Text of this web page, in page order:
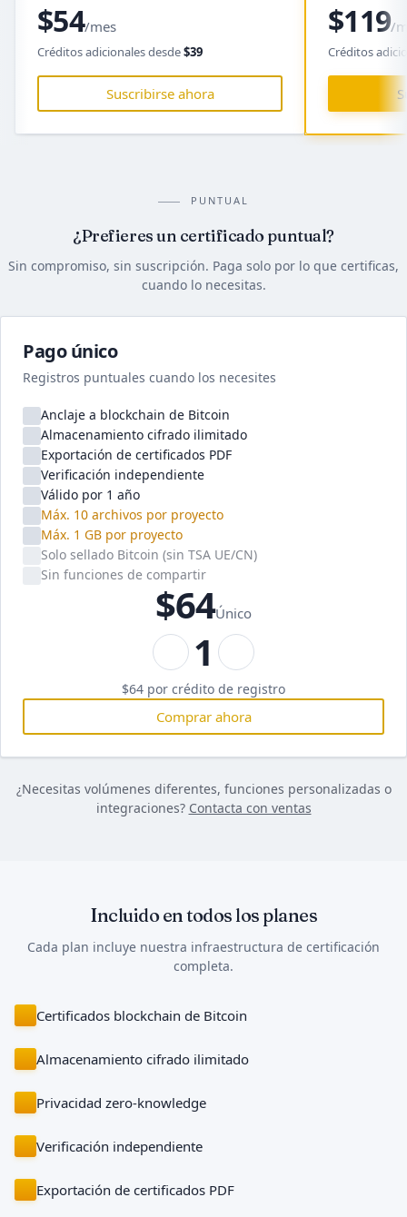
$54/mes
Créditos adicionales desde$39
Suscribirse ahora
$119/
Créditos
PUNTUAL
¿Prefieres un certificado puntual?
Sin compromiso, sin suscripción. Paga solo por lo que certificas,
cuando lo necesitas.
Pago único
Registros puntuales cuando los necesites
Anclaje a blockchain de Bitcoin
Almacenamiento cifrado ilimitado
Exportación de certificados PDF
Verificación independiente
Válido por 1 año
Máx. 10 archivos por proyecto
Máx. 1 GB por proyecto
Solo sellado Bitcoin (sin TSA UE/CN)
Sin funciones de compartir
$64Único
1
$64 por crédito de registro
Comprar ahora
¿Necesitas volúmenes diferentes, funciones personalizadas o
integraciones? Contacta con ventas
Incluido en todos los planes
Cada plan incluye nuestra infraestructura de certificación
completa.
Certificados blockchain de Bitcoin
Almacenamiento cifrado ilimitado
Privacidad zero-knowledge
Verificación independiente
Exportación de certificados PDF